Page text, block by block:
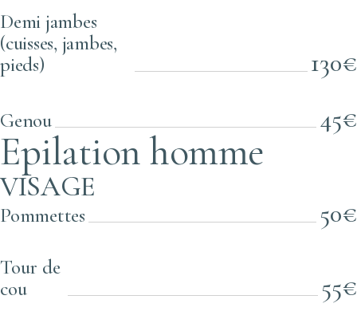
Demi jambes
(cuisses, jambes,
pieds)
130€
Genou 45€
Epilation homme
VISAGE
Pommettes 50€
Tour de
cou
55€